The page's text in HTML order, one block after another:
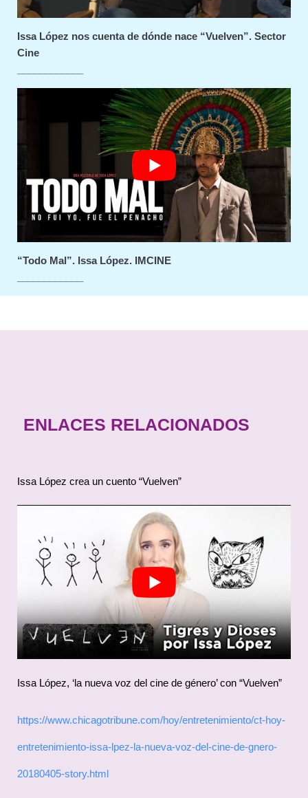
Issa López nos cuenta de dónde nace “Vuelven”. Sector
Cine
“Todo Mal”. Issa López. IMCINE
ENLACES RELACIONADOS
Issa López crea un cuento “Vuelven”
Issa López, ‘la nueva voz del cine de género’ con “Vuelven”
https://www.chicagotribune.com/hoy/entretenimiento/ct-hoy-
entretenimiento-issa-lpez-la-nueva-voz-del-cine-de-gnero-
20180405-story.html